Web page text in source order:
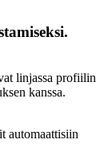
linjassa profiilin
kanssa.
automaattisiin